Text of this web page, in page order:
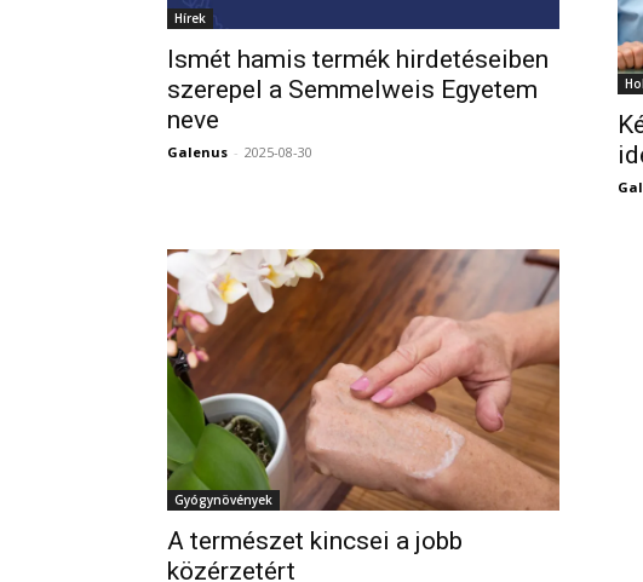
Hírek
Ismét hamis termék hirdetéseiben
szerepel a Semmelweis Egyetem
neve
Galenus - 2025-08-30
Gyógynövények
A természet kincsei a jobb
közérzetért